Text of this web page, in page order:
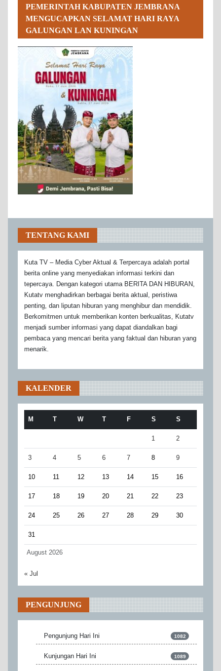
PEMERINTAH KABUPATEN JEMBRANA
MENGUCAPKAN SELAMAT HARI RAYA
GALUNGAN LAN KUNINGAN
TENTANG KAMI
Kuta TV – Media Cyber Aktual & Terpercaya adalah portal
berita online yang menyediakan informasi terkini dan
tepercaya. Dengan kategori utama BERITA DAN HIBURAN,
Kutatv menghadirkan berbagai berita aktual, peristiwa
penting, dan liputan hiburan yang menghibur dan mendidik.
Berkomitmen untuk memberikan konten berkualitas, Kutatv
menjadi sumber informasi yang dapat diandalkan bagi
pembaca yang mencari berita yang faktual dan hiburan yang
menarik.
KALENDER
August 2026
M T W T F S S
1 2
3 4 5 6 7 8 9
10 11 12 13 14 15 16
17 18 19 20 21 22 23
24 25 26 27 28 29 30
31
« Jul
PENGUNJUNG
Pengunjung Hari Ini 1082
Kunjungan Hari Ini 1089